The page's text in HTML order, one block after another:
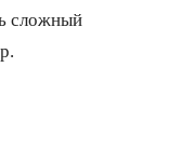
сложный